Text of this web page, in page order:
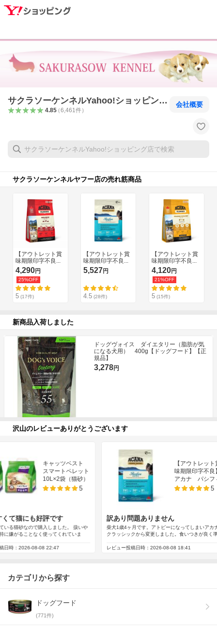
サクラソーケンネルYahoo!ショッピング
店
4.85（6,461件）
会社概要
カテゴリから探す
ドッグフード
(771件)